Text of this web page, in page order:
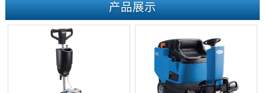
产品展示